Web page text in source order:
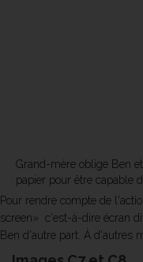
Grand-mère oblige Ben
papier pour être capable
Pour rendre compte de
screen»  c'est-à-dire écran
Ben d'autre part. À d'autres